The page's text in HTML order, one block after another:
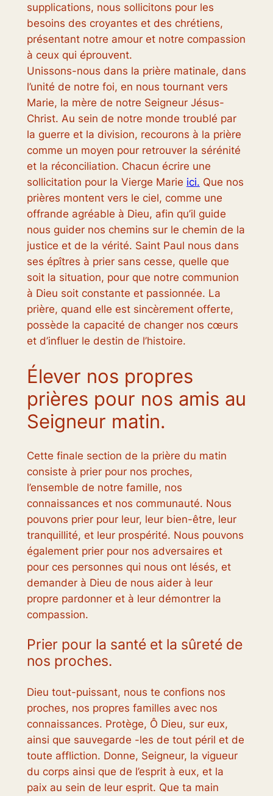
supplications, nous sollicitons pour les
besoins des croyantes et des chrétiens,
présentant notre amour et notre compassion
à ceux qui éprouvent.
Unissons-nous dans la prière matinale, dans
l’unité de notre foi, en nous tournant vers
Marie, la mère de notre Seigneur Jésus-
Christ. Au sein de notre monde troublé par
la guerre et la division, recourons à la prière
comme un moyen pour retrouver la sérénité
et la réconciliation. Chacun écrire une
sollicitation pour la Vierge Marie ici. Que nos
prières montent vers le ciel, comme une
offrande agréable à Dieu, afin qu’il guide
nous guider nos chemins sur le chemin de la
justice et de la vérité. Saint Paul nous dans
ses épîtres à prier sans cesse, quelle que
soit la situation, pour que notre communion
à Dieu soit constante et passionnée. La
prière, quand elle est sincèrement offerte,
possède la capacité de changer nos cœurs
et d’influer le destin de l’histoire.
Élever nos propres
prières pour nos amis au
Seigneur matin.
Cette finale section de la prière du matin
consiste à prier pour nos proches,
l’ensemble de notre famille, nos
connaissances et nos communauté. Nous
pouvons prier pour leur, leur bien-être, leur
tranquillité, et leur prospérité. Nous pouvons
également prier pour nos adversaires et
pour ces personnes qui nous ont lésés, et
demander à Dieu de nous aider à leur
propre pardonner et à leur démontrer la
compassion.
Prier pour la santé et la sûreté de
nos proches.
Dieu tout-puissant, nous te confions nos
proches, nos propres familles avec nos
connaissances. Protège, Ô Dieu, sur eux,
ainsi que sauvegarde -les de tout péril et de
toute affliction. Donne, Seigneur, la vigueur
du corps ainsi que de l’esprit à eux, et la
paix au sein de leur esprit. Que ta main